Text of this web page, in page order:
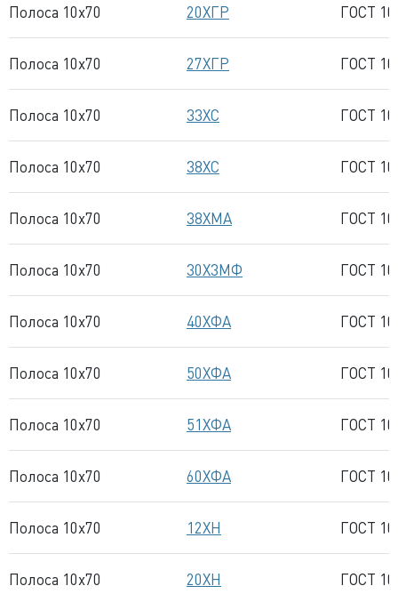
Полоса 10x70 20ХГР ГОСТ
Полоса 10x70 27ХГР ГОСТ
Полоса 10x70 33ХС ГОСТ
Полоса 10x70 38ХС ГОСТ
Полоса 10x70 38ХМА ГОСТ
Полоса 10x70 30Х3МФ ГОСТ
Полоса 10x70 40ХФА ГОСТ
Полоса 10x70 50ХФА ГОСТ
Полоса 10x70 51ХФА ГОСТ
Полоса 10x70 60ХФА ГОСТ
Полоса 10x70 12ХН ГОСТ
Полоса 10x70 20ХН ГОСТ